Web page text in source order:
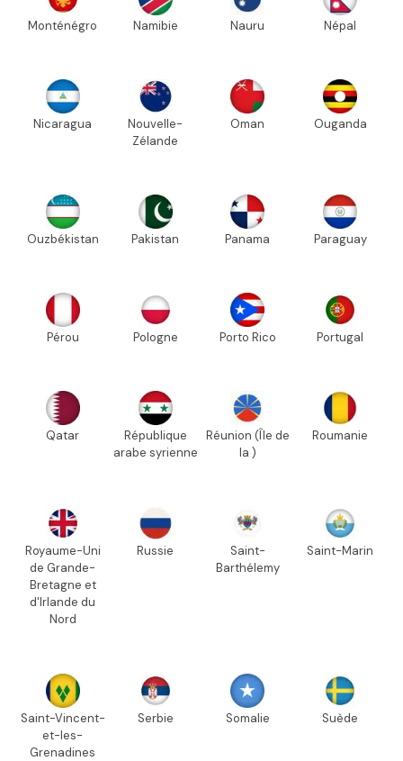
Monténégro Namibie Nauru Népal
Nicaragua
Nouvelle-
Zélande
Oman Ouganda
Ouzbékistan Pakistan Panama Paraguay
Pérou Pologne Porto Rico Portugal
Qatar
République
arabe syrienne
Réunion (Île de
la )
Roumanie
Royaume-Uni
de Grande-
Bretagne et
d'Irlande du
Nord
Russie
Saint-
Barthélemy
Saint-Marin
Saint-Vincent-
et-les-
Grenadines
Serbie Somalie Suède